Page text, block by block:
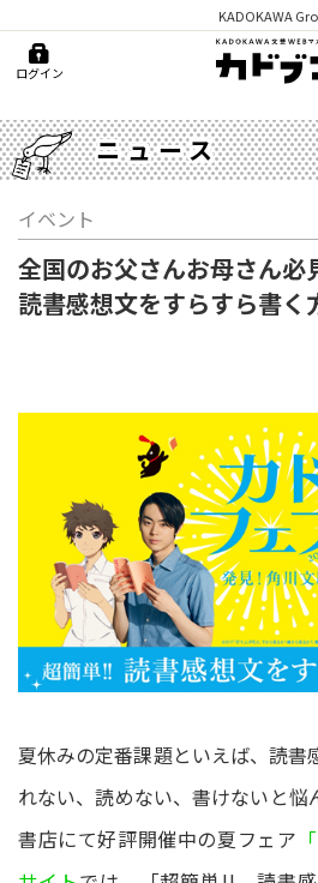
KADOKAWA
ログイン
ニュース
イベント
全国のお父さんお母さん
読書感想文をすらすら書く
夏休みの定番課題といえば、読書
れない、読めない、書けないと
書店にて好評開催中の夏フェア